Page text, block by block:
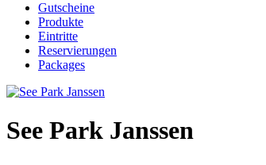
Gutscheine
Produkte
Eintritte
Reservierungen
Packages
See Park Janssen